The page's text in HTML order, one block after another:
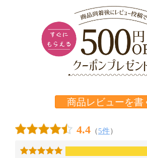
商品レビューを書
4.4 （5件）